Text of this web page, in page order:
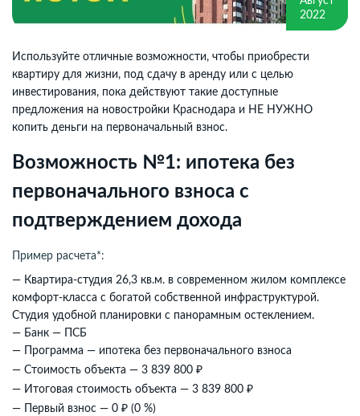
2022
Используйте отличные возможности, чтобы приобрести
квартиру для жизни, под сдачу в аренду или с целью
инвестирования, пока действуют такие доступные
предложения на новостройки Краснодара и НЕ НУЖНО
копить деньги на первоначальный взнос.
Возможность №1: ипотека без
первоначального взноса с
подтверждением дохода
Пример расчета*:
— Квартира-студия 26,3 кв.м. в современном жилом комплексе
комфорт-класса с богатой собственной инфраструктурой.
Студия удобной планировки с панорамным остеклением.
— Банк — ПСБ
— Программа — ипотека без первоначального взноса
— Стоимость объекта — 3 839 800 ₽
— Итоговая стоимость объекта — 3 839 800 ₽
— Первый взнос — 0 ₽ (0 %)